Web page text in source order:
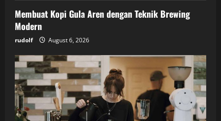
Membuat Kopi Gula Aren dengan Teknik Brewing
Modern
rudolf August 6, 2026